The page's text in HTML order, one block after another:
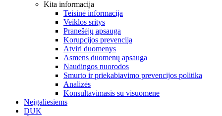
Kita informacija
Teisinė informacija
Veiklos sritys
Pranešėjų apsauga
Korupcijos prevencija
Atviri duomenys
Asmens duomenų apsauga
Naudingos nuorodos
Smurto ir priekabiavimo prevencijos politika
Analizės
Konsultavimasis su visuomene
Neįgaliesiems
DUK